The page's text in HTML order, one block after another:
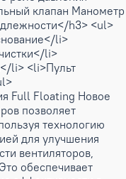
клапан Манометр
h3> <ul>
li>
li>
li> <li>Пульт
Full Floating Новое
позволяет
технологию
для улучшения
вентиляторов,
обеспечивает